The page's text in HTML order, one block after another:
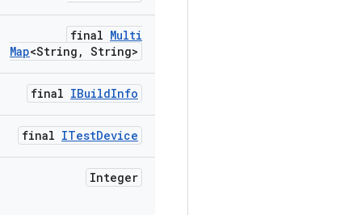
final Multi
Map<String , String>
final IBuildInfo
final ITestDevice
Integer